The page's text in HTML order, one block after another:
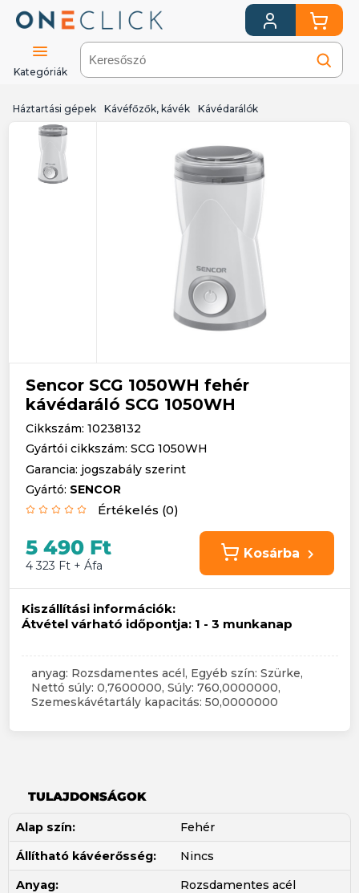
Kategóriák
Háztartási gépek Kávéfőzők, kávék Kávédarálók
Sencor SCG 1050WH fehér
kávédaráló SCG 1050WH
Cikkszám: 10238132
Gyártói cikkszám: SCG 1050WH
Garancia: jogszabály szerint
Gyártó: SENCOR
Értékelés (0)
5 490 Ft
4 323 Ft + Áfa
Kosárba
Kiszállítási információk:
Átvétel várható időpontja: 1 - 3 munkanap
anyag: Rozsdamentes acél, Egyéb szín: Szürke,
Nettó súly: 0,7600000, Súly: 760,0000000,
Szemeskávétartály kapacitás: 50,0000000
TULAJDONSÁGOK
Alap szín:
Fehér
Állítható kávéerősség:
Nincs
Anyag:
Rozsdamentes acél